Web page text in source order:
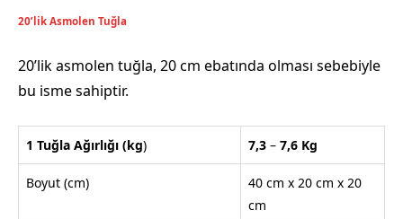
20’lik Asmolen Tuğla
20’lik asmolen tuğla, 20 cm ebatında olması sebebiyle
bu isme sahiptir.
1 Tuğla Ağırlığı (kg) 7,3 – 7,6 Kg
Boyut (cm)
40 cm x 20 cm x 20
cm